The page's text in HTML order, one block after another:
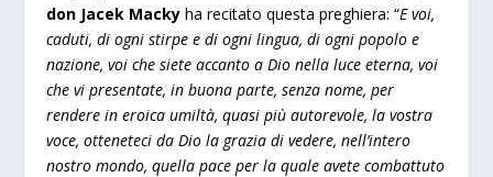
don Jacek Macky ha recitato questa preghiera: “E voi,
caduti, di ogni stirpe e di ogni lingua, di ogni popolo e
nazione, voi che siete accanto a Dio nella luce eterna, voi
che vi presentate, in buona parte, senza nome, per
rendere in eroica umiltà, quasi più autorevole, la vostra
voce, otteneteci da Dio la grazia di vedere, nell’intero
nostro mondo, quella pace per la quale avete combattuto